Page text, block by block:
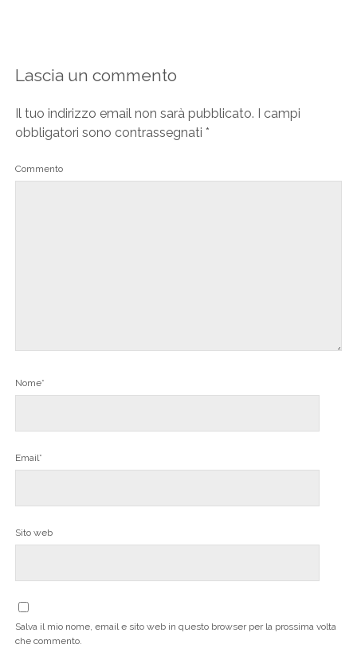
Lascia un commento
Il tuo indirizzo email non sarà pubblicato. I campi
obbligatori sono contrassegnati *
Commento
Nome*
Email*
Sito web
Salva il mio nome, email e sito web in questo browser per la prossima volta
che commento.